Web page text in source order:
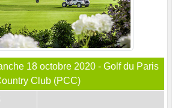
18 octobre 2020 - Golf du Paris
Club (PCC)